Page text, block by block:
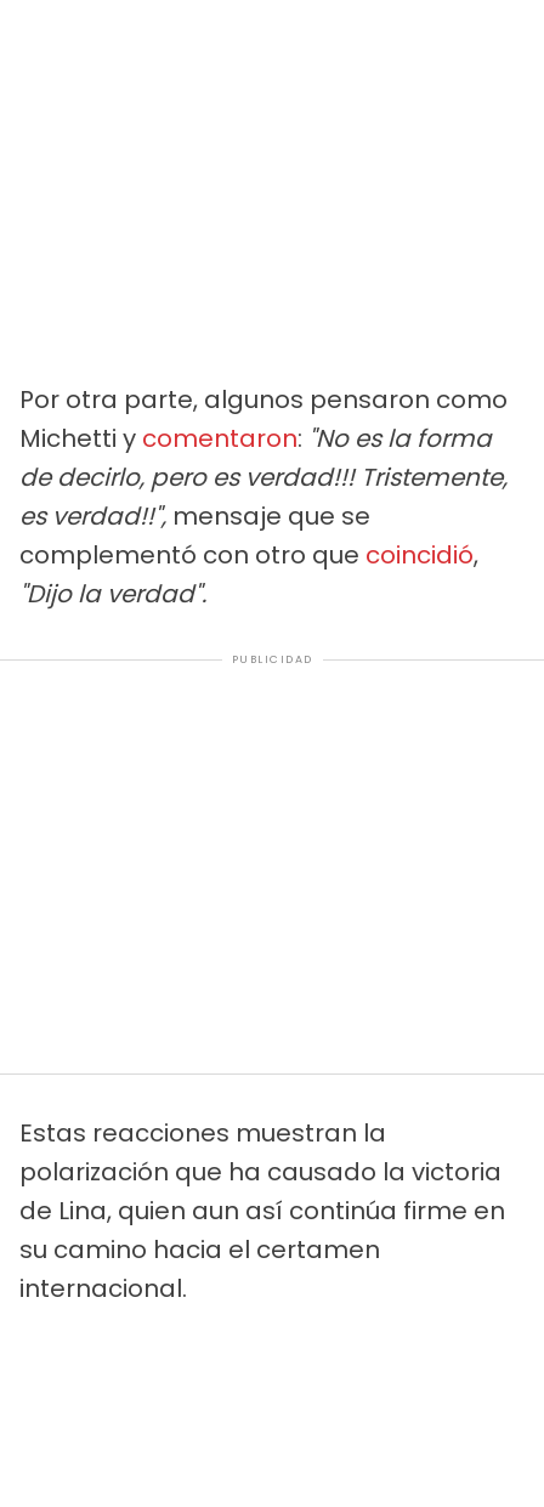
Por otra parte, algunos pensaron como
Michetti y comentaron: "No es la forma
de decirlo, pero es verdad!!! Tristemente,
es verdad!!", mensaje que se
complementó con otro que coincidió,
"Dijo la verdad".
PUBLICIDAD
Estas reacciones muestran la
polarización que ha causado la victoria
de Lina, quien aun así continúa firme en
su camino hacia el certamen
internacional.